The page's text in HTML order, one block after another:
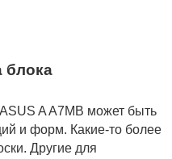
блока
A A7MB может быть
и форм. Какие-то более
Другие для